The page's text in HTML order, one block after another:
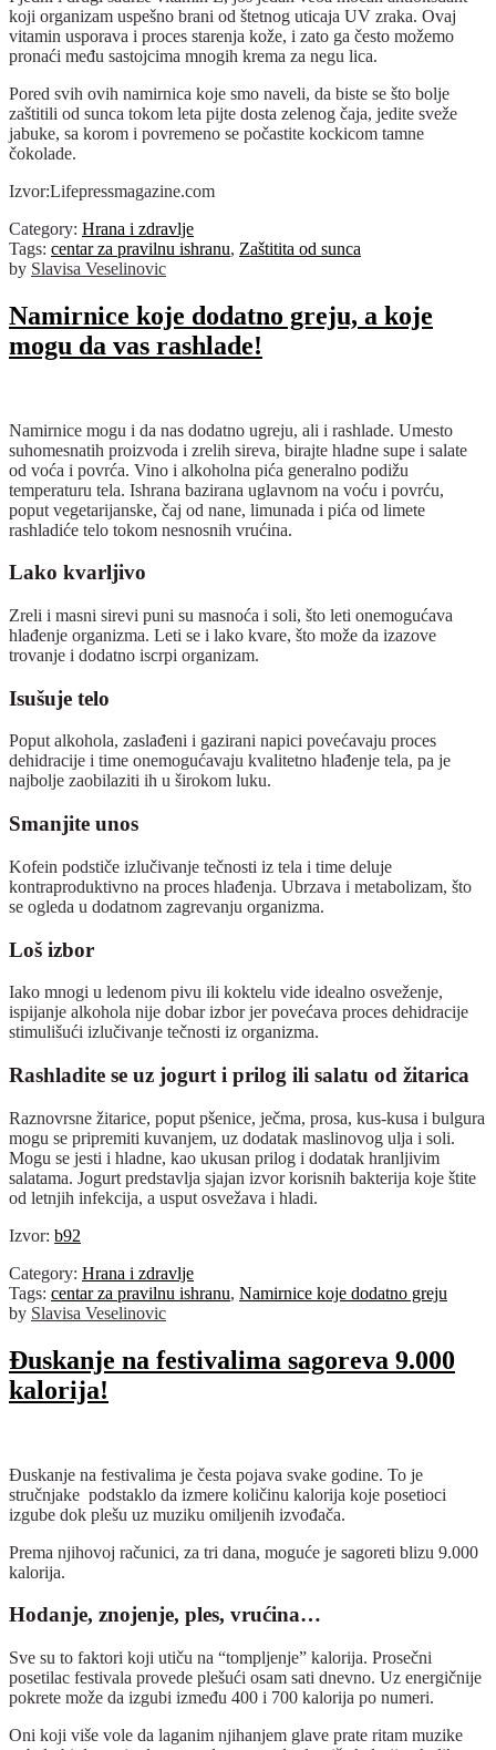
koji organizam uspešno brani od štetnog uticaja UV zraka. Ovaj
vitamin usporava i proces starenja kože, i zato ga često možemo
pronaći među sastojcima mnogih krema za negu lica.
Pored svih ovih namirnica koje smo naveli, da biste se što bolje
zaštitili od sunca tokom leta pijte dosta zelenog čaja, jedite sveže
jabuke, sa korom i povremeno se počastite kockicom tamne
čokolade.
Izvor:Lifepressmagazine.com
Category: Hrana i zdravlje
Tags: centar za pravilnu ishranu, Zaštitita od sunca
by Slavisa Veselinovic
Namirnice koje dodatno greju, a koje
mogu da vas rashlade!
Namirnice mogu i da nas dodatno ugreju, ali i rashlade. Umesto
suhomesnatih proizvoda i zrelih sireva, birajte hladne supe i salate
od voća i povrća. Vino i alkoholna pića generalno podižu
temperaturu tela. Ishrana bazirana uglavnom na voću i povrću,
poput vegetarijanske, čaj od nane, limunada i pića od limete
rashladiće telo tokom nesnosnih vrućina.
Lako kvarljivo
Zreli i masni sirevi puni su masnoća i soli, što leti onemogućava
hlađenje organizma. Leti se i lako kvare, što može da izazove
trovanje i dodatno iscrpi organizam.
Isušuje telo
Poput alkohola, zaslađeni i gazirani napici povećavaju proces
dehidracije i time onemogućavaju kvalitetno hlađenje tela, pa je
najbolje zaobilaziti ih u širokom luku.
Smanjite unos
Kofein podstiče izlučivanje tečnosti iz tela i time deluje
kontraproduktivno na proces hlađenja. Ubrzava i metabolizam, što
se ogleda u dodatnom zagrevanju organizma.
Loš izbor
Iako mnogi u ledenom pivu ili koktelu vide idealno osveženje,
ispijanje alkohola nije dobar izbor jer povećava proces dehidracije
stimulišući izlučivanje tečnosti iz organizma.
Rashladite se uz jogurt i prilog ili salatu od žitarica
Raznovrsne žitarice, poput pšenice, ječma, prosa, kus-kusa i bulgura
mogu se pripremiti kuvanjem, uz dodatak maslinovog ulja i soli.
Mogu se jesti i hladne, kao ukusan prilog i dodatak hranljivim
salatama. Jogurt predstavlja sjajan izvor korisnih bakterija koje štite
od letnjih infekcija, a usput osvežava i hladi.
Izvor: b92
Category: Hrana i zdravlje
Tags: centar za pravilnu ishranu, Namirnice koje dodatno greju
by Slavisa Veselinovic
Ðuskanje na festivalima sagoreva 9.000
kalorija!
Ðuskanje na festivalima je česta pojava svake godine. To je
stručnjake podstaklo da izmere količinu kalorija koje posetioci
izgube dok plešu uz muziku omiljenih izvođača.
Prema njihovoj računici, za tri dana, moguće je sagoreti blizu 9.000
kalorija.
Hodanje, znojenje, ples, vrućina…
Sve su to faktori koji utiču na “tompljenje” kalorija. Prosečni
posetilac festivala provede plešući osam sati dnevno. Uz energičnije
pokrete može da izgubi između 400 i 700 kalorija po numeri.
Oni koji više vole da laganim njihanjem glave prate ritam muzike